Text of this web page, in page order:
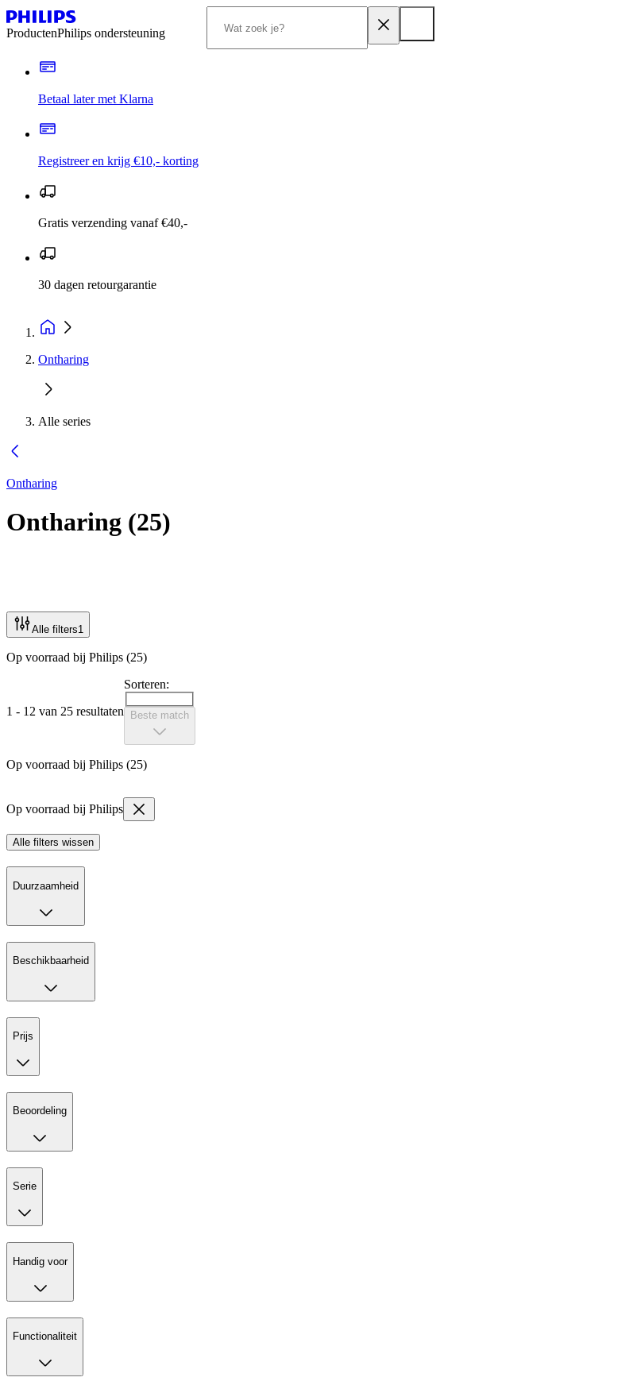
ProductenPhilips ondersteuning
Betaal later met Klarna
Registreer en krijg €10,- korting
Gratis verzending vanaf €40,-
30 dagen retourgarantie
Ontharing
Alle series
Ontharing
Ontharing (25)
Alle filters1
Op voorraad bij Philips (25)
1 - 12 van 25 resultaten
Sorteren:
Beste match
Op voorraad bij Philips (25)
Op voorraad bij Philips
Alle filters wissen
Duurzaamheid
Beschikbaarheid
Prijs
Beoordeling
Serie
Handig voor
Functionaliteit